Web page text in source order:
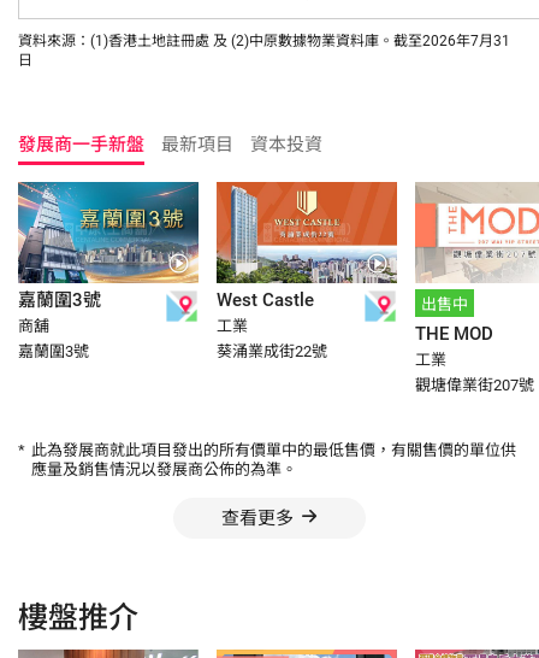
資料來源：(1)香港土地註冊處 及 (2)中原數據物業資料庫。截至2026年7月31
日
發展商一手新盤 最新項目 資本投資
嘉蘭圍3號
商舖
嘉蘭圍3號
West Castle
工業
葵涌業成街22號
出售中
THE MOD
工業
觀塘偉業街207號
* 此為發展商就此項目發出的所有價單中的最低售價，有關售價的單位供
應量及銷售情況以發展商公佈的為準。
查看更多
樓盤推介